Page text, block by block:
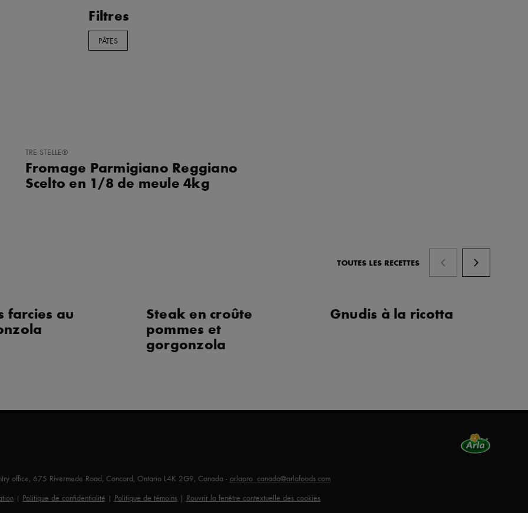
Filtres
PÂTES
AJOUTER
FAVORIS
TRE STELLE®
Fromage Parmigiano Reggiano
Scelto en 1/8 de meule 4kg
TOUTES LES RECETTES
farcies au
Steak en croûte
pommes et
gorgonzola
Gnudis à la ricotta
office, 675 Rivermede Road, Concord, Ontario L4K 2G9, Canada - arlapro_canada@arlafoods.com
| Politique de confidentialité | Politique de témoins| Rouvrir la fenêtre contextuelle des cookies